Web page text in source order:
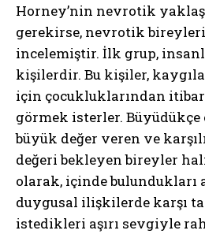
Horney’nin nevrotik
gerekirse, nevrotik bireyleri
incelemiştir. İlk grup,
kişilerdir. Bu kişiler,
için çocukluklarından
görmek isterler.
büyük değer veren ve
değeri bekleyen bireyler
olarak, içinde bulundukları
duygusal ilişkilerde karşı
istedikleri aşırı sevgiyle